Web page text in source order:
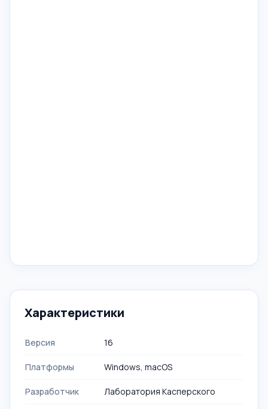
Характеристики
Версия 16
Платформы Windows, macOS
Разработчик Лаборатория Касперского